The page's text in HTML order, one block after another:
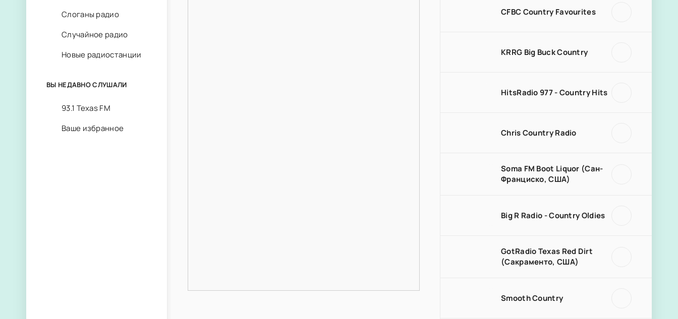
CFBC Country Favourites
KRRG Big Buck Country
HitsRadio 977 - Country Hits
Chris Country Radio
Soma FM Boot Liquor (Сан-
Франциско, США)
Big R Radio - Country Oldies
GotRadio Texas Red Dirt
(Сакраменто, США)
Smooth Country
Слоганы радио
Случайное радио
Новые радиостанции
ВЫ НЕДАВНО СЛУШАЛИ
93.1 Texas FM
Ваше избранное